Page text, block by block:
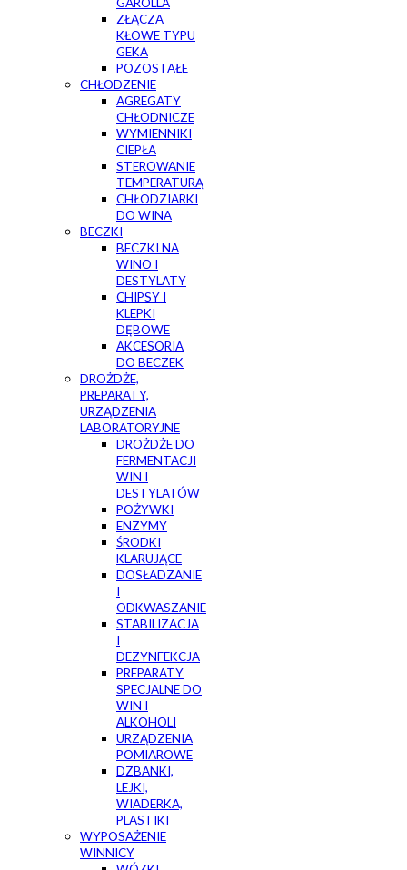
ZŁĄCZA
KŁOWE TYPU
GEKA
POZOSTAŁE
CHŁODZENIE
AGREGATY
CHŁODNICZE
WYMIENNIKI
CIEPŁA
STEROWANIE
TEMPERATURĄ
CHŁODZIARKI
DO WINA
BECZKI
BECZKI NA
WINO I
DESTYLATY
CHIPSY I
KLEPKI
DĘBOWE
AKCESORIA
DO BECZEK
DROŻDŻE,
PREPARATY,
URZĄDZENIA
LABORATORYJNE
DROŻDŻE DO
FERMENTACJI
WIN I
DESTYLATÓW
POŻYWKI
ENZYMY
ŚRODKI
KLARUJĄCE
DOSŁADZANIE
I
ODKWASZANIE
STABILIZACJA
I
DEZYNFEKCJA
PREPARATY
SPECJALNE DO
WIN I
ALKOHOLI
URZĄDZENIA
POMIAROWE
DZBANKI,
LEJKI,
WIADERKA,
PLASTIKI
WYPOSAŻENIE
WINNICY